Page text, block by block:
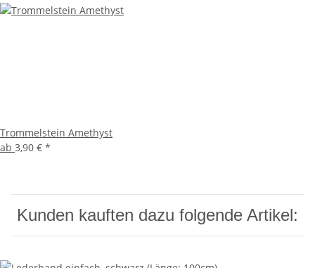
Trommelstein Amethyst
ab 3,90 € *
Kunden kauften dazu folgende Artikel: